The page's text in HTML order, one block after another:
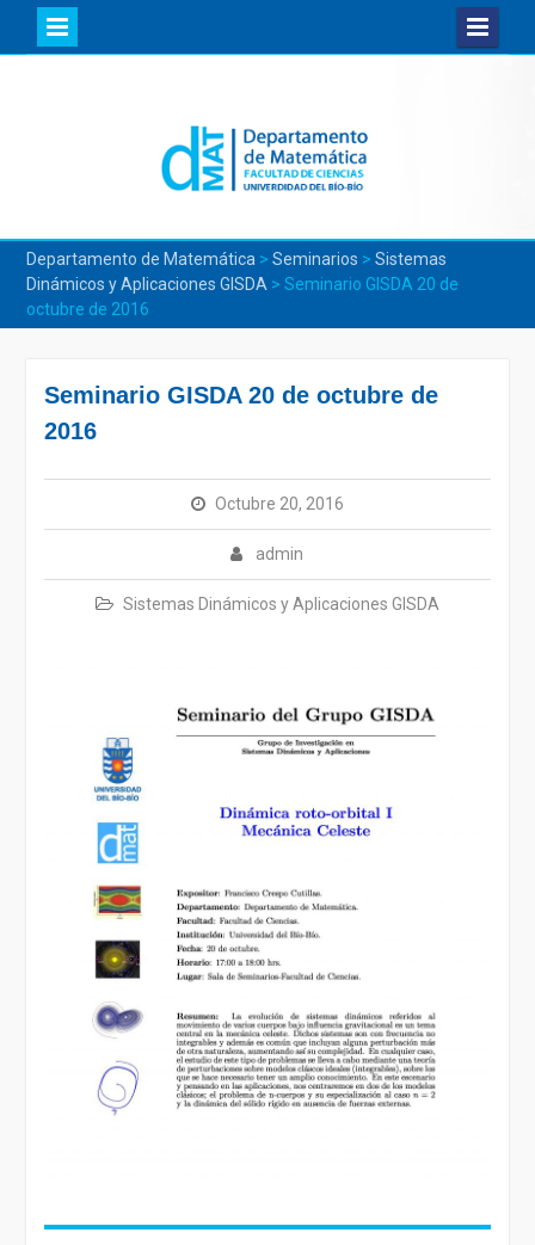
Departamento de Matemática > Seminarios > Sistemas
Dinámicos y Aplicaciones GISDA > Seminario GISDA 20 de
octubre de 2016
Seminario GISDA 20 de octubre de
2016
Octubre 20, 2016
admin
Sistemas Dinámicos y Aplicaciones GISDA